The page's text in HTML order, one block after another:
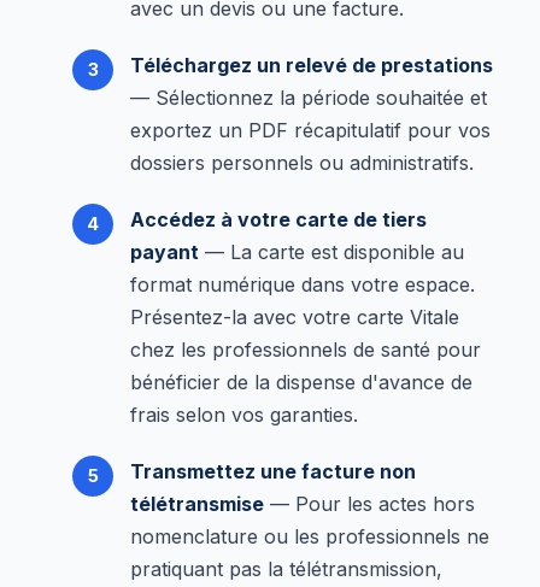
avec un devis ou une facture.
Téléchargez un relevé de prestations
— Sélectionnez la période souhaitée et
exportez un PDF récapitulatif pour vos
dossiers personnels ou administratifs.
Accédez à votre carte de tiers
payant — La carte est disponible au
format numérique dans votre espace.
Présentez-la avec votre carte Vitale
chez les professionnels de santé pour
bénéficier de la dispense d'avance de
frais selon vos garanties.
Transmettez une facture non
télétransmise — Pour les actes hors
nomenclature ou les professionnels ne
pratiquant pas la télétransmission,